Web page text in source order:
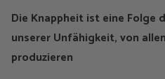
Die Knappheit ist eine Folge
unserer Unfähigkeit, von
produzieren